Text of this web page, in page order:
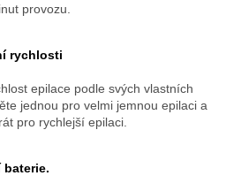
provozu.
rychlosti
epilace podle svých vlastních
jednou pro velmi jemnou epilaci a
pro rychlejší epilaci.